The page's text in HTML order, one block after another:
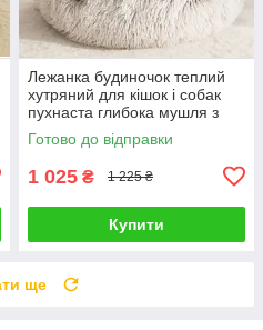
Лежанка будиночок теплий
хутряний для кішок і собак
пухнаста глибока мушля з
капюшоном 50 см
Готово до відправки
1 025 ₴ 1 225 ₴
Купити
ще